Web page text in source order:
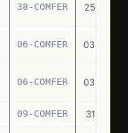
38-COMFER 25.10.73
06-COMFER 03.05.74
06-COMFER 03.05.74
09-COMFER 31.07.74